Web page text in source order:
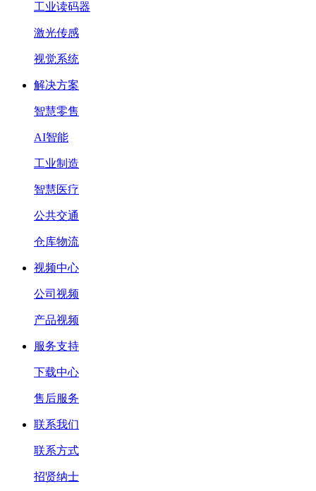
工业读码器
激光传感
视觉系统
解决方案
智慧零售
AI智能
工业制造
智慧医疗
公共交通
仓库物流
视频中心
公司视频
产品视频
服务支持
下载中心
售后服务
联系我们
联系方式
招贤纳士